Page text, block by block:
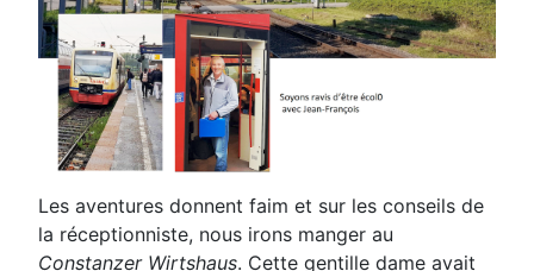
Les aventures donnent faim et sur les conseils de
la réceptionniste, nous irons manger au
Constanzer Wirtshaus. Cette gentille dame avait